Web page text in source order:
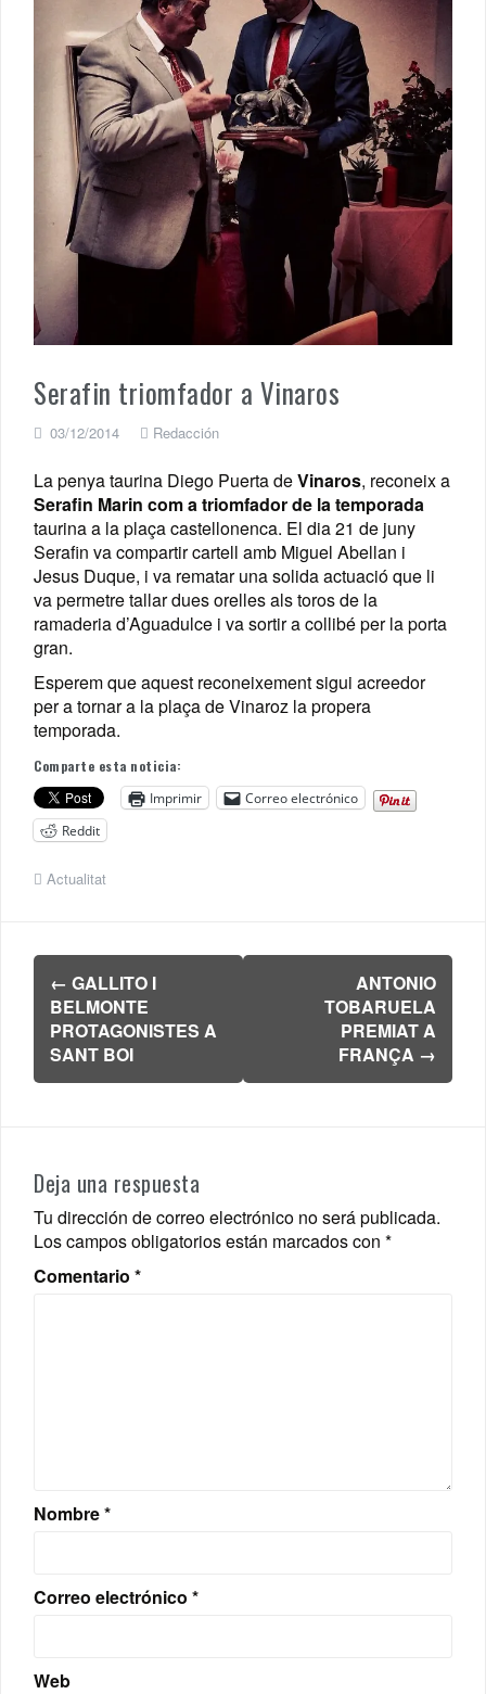
Serafin triomfador a Vinaros
03/12/2014 Redacción
La penya taurina Diego Puerta deVinaros, reconeix a
Serafin Marin com a triomfador de la temporada
taurina a la plaça castellonenca. El dia 21 de juny
Serafin va compartir cartell amb Miguel Abellan i
Jesus Duque, i va rematar una solida actuació que li
va permetre tallar dues orelles als toros de la
ramaderia d’Aguadulce i va sortir a collibé per la porta
gran.
Esperem que aquest reconeixement sigui acreedor
per a tornar a la plaça de Vinaroz la propera
temporada.
Comparte esta noticia:
Imprimir
Correo electrónico
Reddit
Actualitat
Navegación
de
entradas
← GALLITO I
BELMONTE
PROTAGONISTES A
SANT BOI
ANTONIO
TOBARUELA
PREMIAT A
FRANÇA →
Deja una respuesta
Tu dirección de correo electrónico no será publicada.
Los campos obligatorios están marcados con *
Comentario *
Nombre*
Correo electrónico *
Web